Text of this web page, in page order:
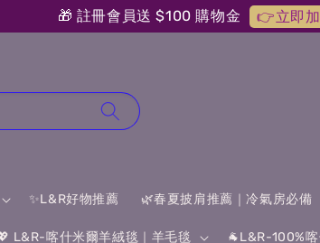
🎁 註冊會員送 $100 購物金 👉立即
✨L&R好物推薦 🌿春夏披肩推薦｜冷氣房必備
L&R-喀什米爾羊絨毯｜羊毛毯 🐐L&R-100%